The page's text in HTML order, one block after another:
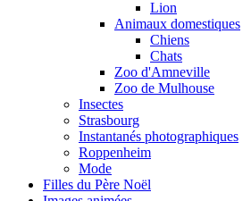
Lion
Animaux domestiques
Chiens
Chats
Zoo d'Amneville
Zoo de Mulhouse
Insectes
Strasbourg
Instantanés photographiques
Roppenheim
Mode
Filles du Père Noël